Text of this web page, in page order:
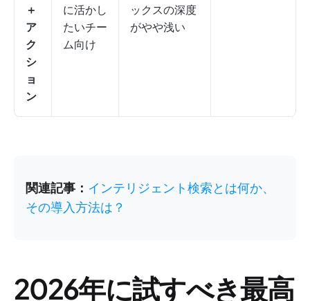
＋
ア
ク
シ
ョ
ン
に活かし
たいチー
ム向け
ックスの深度
がやや浅い
関連記事： インテリジェント検索とは何か、
その導入方法は？
2026年に試すべき最高